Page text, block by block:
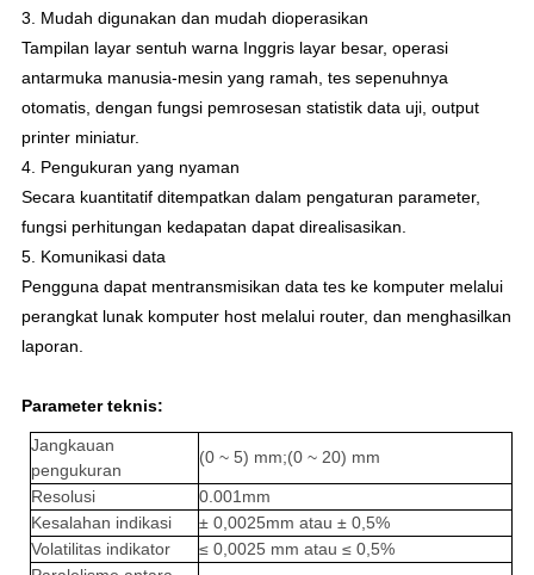
3. Mudah digunakan dan mudah dioperasikan
Tampilan layar sentuh warna Inggris layar besar, operasi
antarmuka manusia-mesin yang ramah, tes sepenuhnya
otomatis, dengan fungsi pemrosesan statistik data uji, output
printer miniatur.
4. Pengukuran yang nyaman
Secara kuantitatif ditempatkan dalam pengaturan parameter,
fungsi perhitungan kedapatan dapat direalisasikan.
5. Komunikasi data
Pengguna dapat mentransmisikan data tes ke komputer melalui
perangkat lunak komputer host melalui router, dan menghasilkan
laporan.
Parameter teknis:
Jangkauan
pengukuran
(0 ~ 5) mm;(0 ~ 20) mm
Resolusi
0.001mm
Kesalahan indikasi
± 0,0025mm atau ± 0,5%
Volatilitas indikator
≤ 0,0025 mm atau ≤ 0,5%